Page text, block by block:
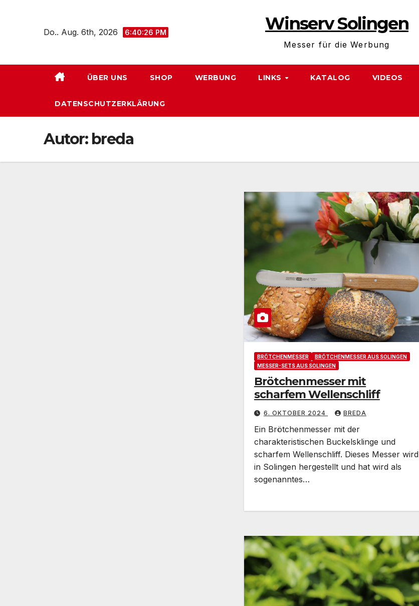
Do.. Aug. 6th, 2026 6:40:27 PM Winserv Solingen
Messer für die Werbung
ÜBER UNS SHOP WERBUNG LINKS KATALOG VIDEOS
DATENSCHUTZERKLÄRUNG
Autor: breda
BRÖTCHENMESSER
BRÖTCHENMESSER AUS SOLINGEN
MESSER-SETS AUS SOLINGEN
Brötchenmesser mit
scharfem Wellenschliff
6. OKTOBER 2024 BREDA
Ein Brötchenmesser mit der
charakteristischen Buckelsklinge und
scharfem Wellenschliff. Dieses Messer wird
in Solingen hergestellt und hat wird als
sogenanntes…